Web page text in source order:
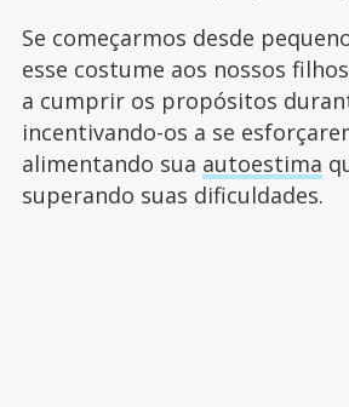
Se começarmos desde
esse costume aos nossos
a cumprir os propósitos
incentivando-os a se
alimentando sua autoestima
superando suas dificuldades.